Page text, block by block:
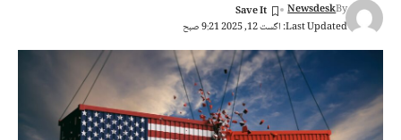
Last Updated: اگست 12, 2025 9:21 صبح
By
Newsdesk